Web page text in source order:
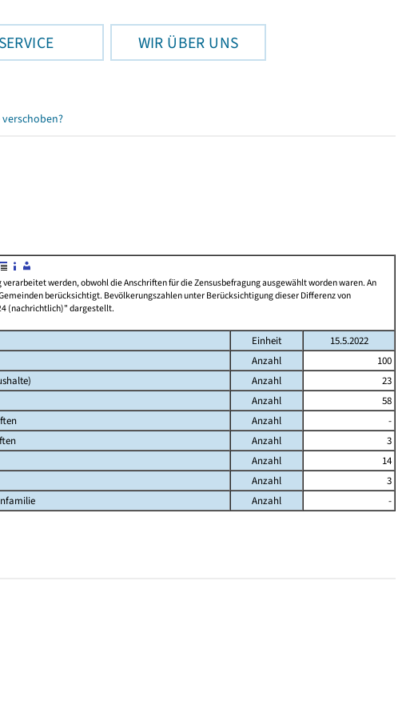
SERVICE WIR ÜBER UNS
werden, obwohl die Anschriften für die Zensusbefragung ausgewählt worden waren. An
berücksichtigt. Bevölkerungszahlen unter Berücksichtigung dieser Differenz von
(nachrichtlich)" dargestellt.
Einheit
15.5.2022
Anzahl
100
Anzahl
23
Anzahl
58
Anzahl
-
Anzahl
3
Anzahl
14
Anzahl
3
Anzahl -